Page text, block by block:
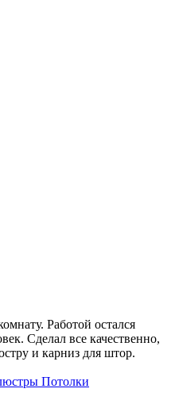
Работой остался
Сделал все качественно,
и карниз для штор.
Потолки